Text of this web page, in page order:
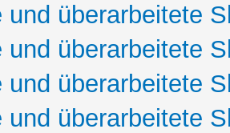
und überarbeitete
und überarbeitete
und überarbeitete
und überarbeitete